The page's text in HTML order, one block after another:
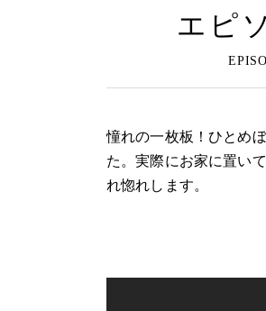
エピ
憧れの一枚板！ひとめ
た。実際にお家に置い
れ惚れします。